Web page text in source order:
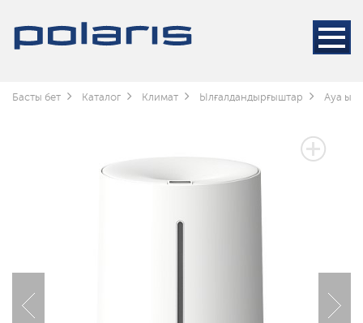
Басты бет Каталог Климат Ылғалдандырғыштар Ауа